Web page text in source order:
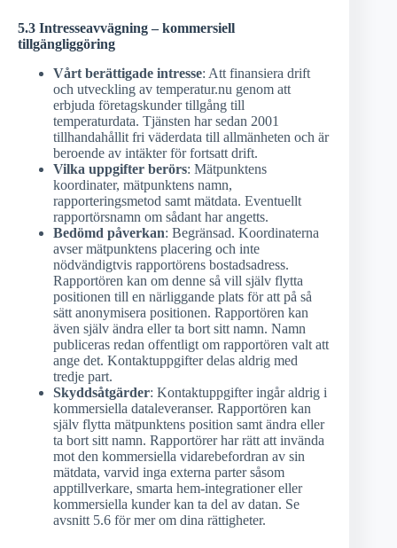
5.3 Intresseavvägning – kommersiell
tillgängliggöring
Vårt berättigade intresse: Att finansiera drift
och utveckling av temperatur.nu genom att
erbjuda företagskunder tillgång till
temperaturdata. Tjänsten har sedan 2001
tillhandahållit fri väderdata till allmänheten och är
beroende av intäkter för fortsatt drift.
Vilka uppgifter berörs: Mätpunktens
koordinater, mätpunktens namn,
rapporteringsmetod samt mätdata. Eventuellt
rapportörsnamn om sådant har angetts.
Bedömd påverkan: Begränsad. Koordinaterna
avser mätpunktens placering och inte
nödvändigtvis rapportörens bostadsadress.
Rapportören kan om denne så vill själv flytta
positionen till en närliggande plats för att på så
sätt anonymisera positionen. Rapportören kan
även själv ändra eller ta bort sitt namn. Namn
publiceras redan offentligt om rapportören valt att
ange det. Kontaktuppgifter delas aldrig med
tredje part.
Skyddsåtgärder: Kontaktuppgifter ingår aldrig i
kommersiella dataleveranser. Rapportören kan
själv flytta mätpunktens position samt ändra eller
ta bort sitt namn. Rapportörer har rätt att invända
mot den kommersiella vidarebefordran av sin
mätdata, varvid inga externa parter såsom
apptillverkare, smarta hem-integrationer eller
kommersiella kunder kan ta del av datan. Se
avsnitt 5.6 för mer om dina rättigheter.